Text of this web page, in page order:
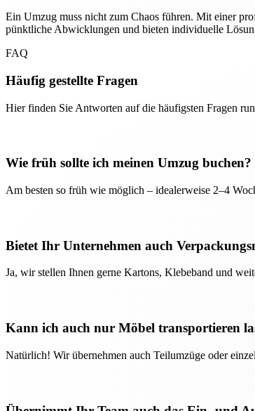
Ein Umzug muss nicht zum Chaos führen. Mit einer
pünktliche Abwicklungen und bieten individuelle
FAQ
Häufig gestellte Fragen
Hier finden Sie Antworten auf die häufigsten Fragen
Wie früh sollte ich meinen Umzug buchen?
Am besten so früh wie möglich – idealerweise 2–4
Bietet Ihr Unternehmen auch
Ja, wir stellen Ihnen gerne Kartons, Klebeband und
Kann ich auch nur Möbel transportieren
Natürlich! Wir übernehmen auch Teilumzüge oder